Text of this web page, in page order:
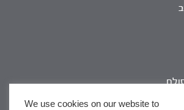
We use cookies on our website to